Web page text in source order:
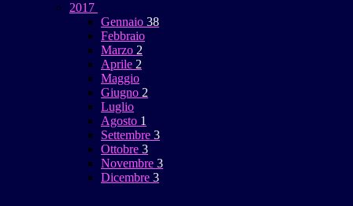
2017
Gennaio 38
Febbraio
Marzo 2
Aprile 2
Maggio
Giugno 2
Luglio
Agosto 1
Settembre 3
Ottobre 3
Novembre 3
Dicembre 3